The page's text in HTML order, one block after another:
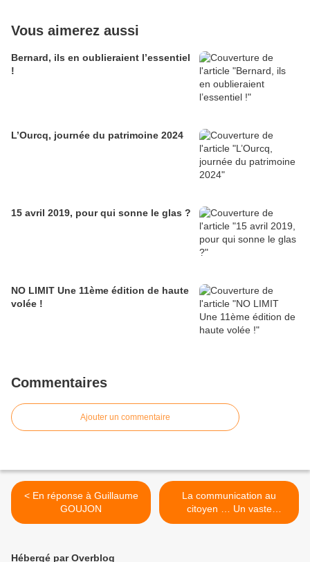
Vous aimerez aussi
Bernard, ils en oublieraient l’essentiel
!
L’Ourcq, journée du patrimoine 2024
15 avril 2019, pour qui sonne le glas ?
NO LIMIT Une 11ème édition de haute
volée !
Commentaires
Ajouter un commentaire
< En réponse à Guillaume
GOUJON
La communication au
citoyen … Un vaste
programme ! >
Hébergé par Overblog